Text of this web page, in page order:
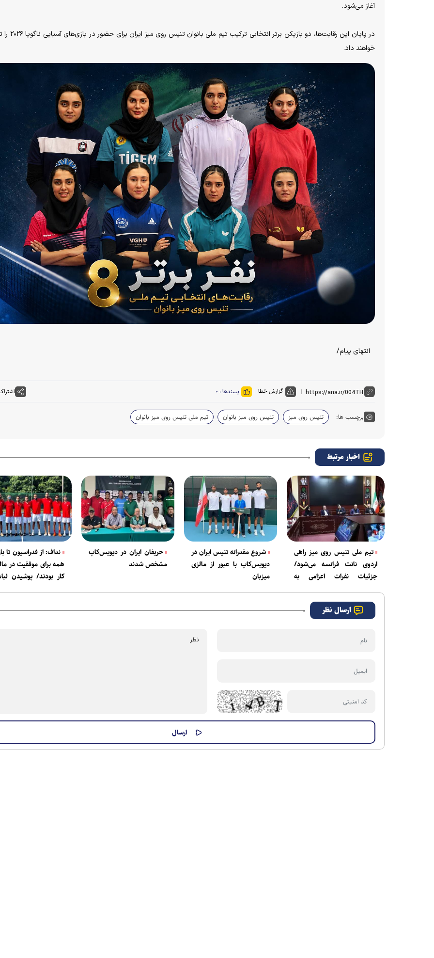
آغاز می‌شود.
در پایان این رقابت‌ها، دو بازیکن
خواهند داد.
انتهای پیام/
گزارش خطا پسندها : ۰
برچسب ها: تنیس روی میز تنیس روی میز بانوان تیم ملی تنیس روی میز بانوان
اخبار مرتبط
تیم ملی تنیس روی میز راهی
اردوی نانت فرانسه می‌شود/
جزئیات نفرات اعزامی به
شروع مقدرانه تنیس ایران در
دیویس‌کاپ با عبور از مالزی
میزبان
حریفان ایران در دیویس‌کاپ
مشخص شدند
نداف: از فدراسیون تا
همه برای موفقیت در
کار بودند/ پوشیدن
ارسال نظر